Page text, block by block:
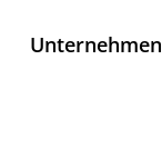
Unternehmen